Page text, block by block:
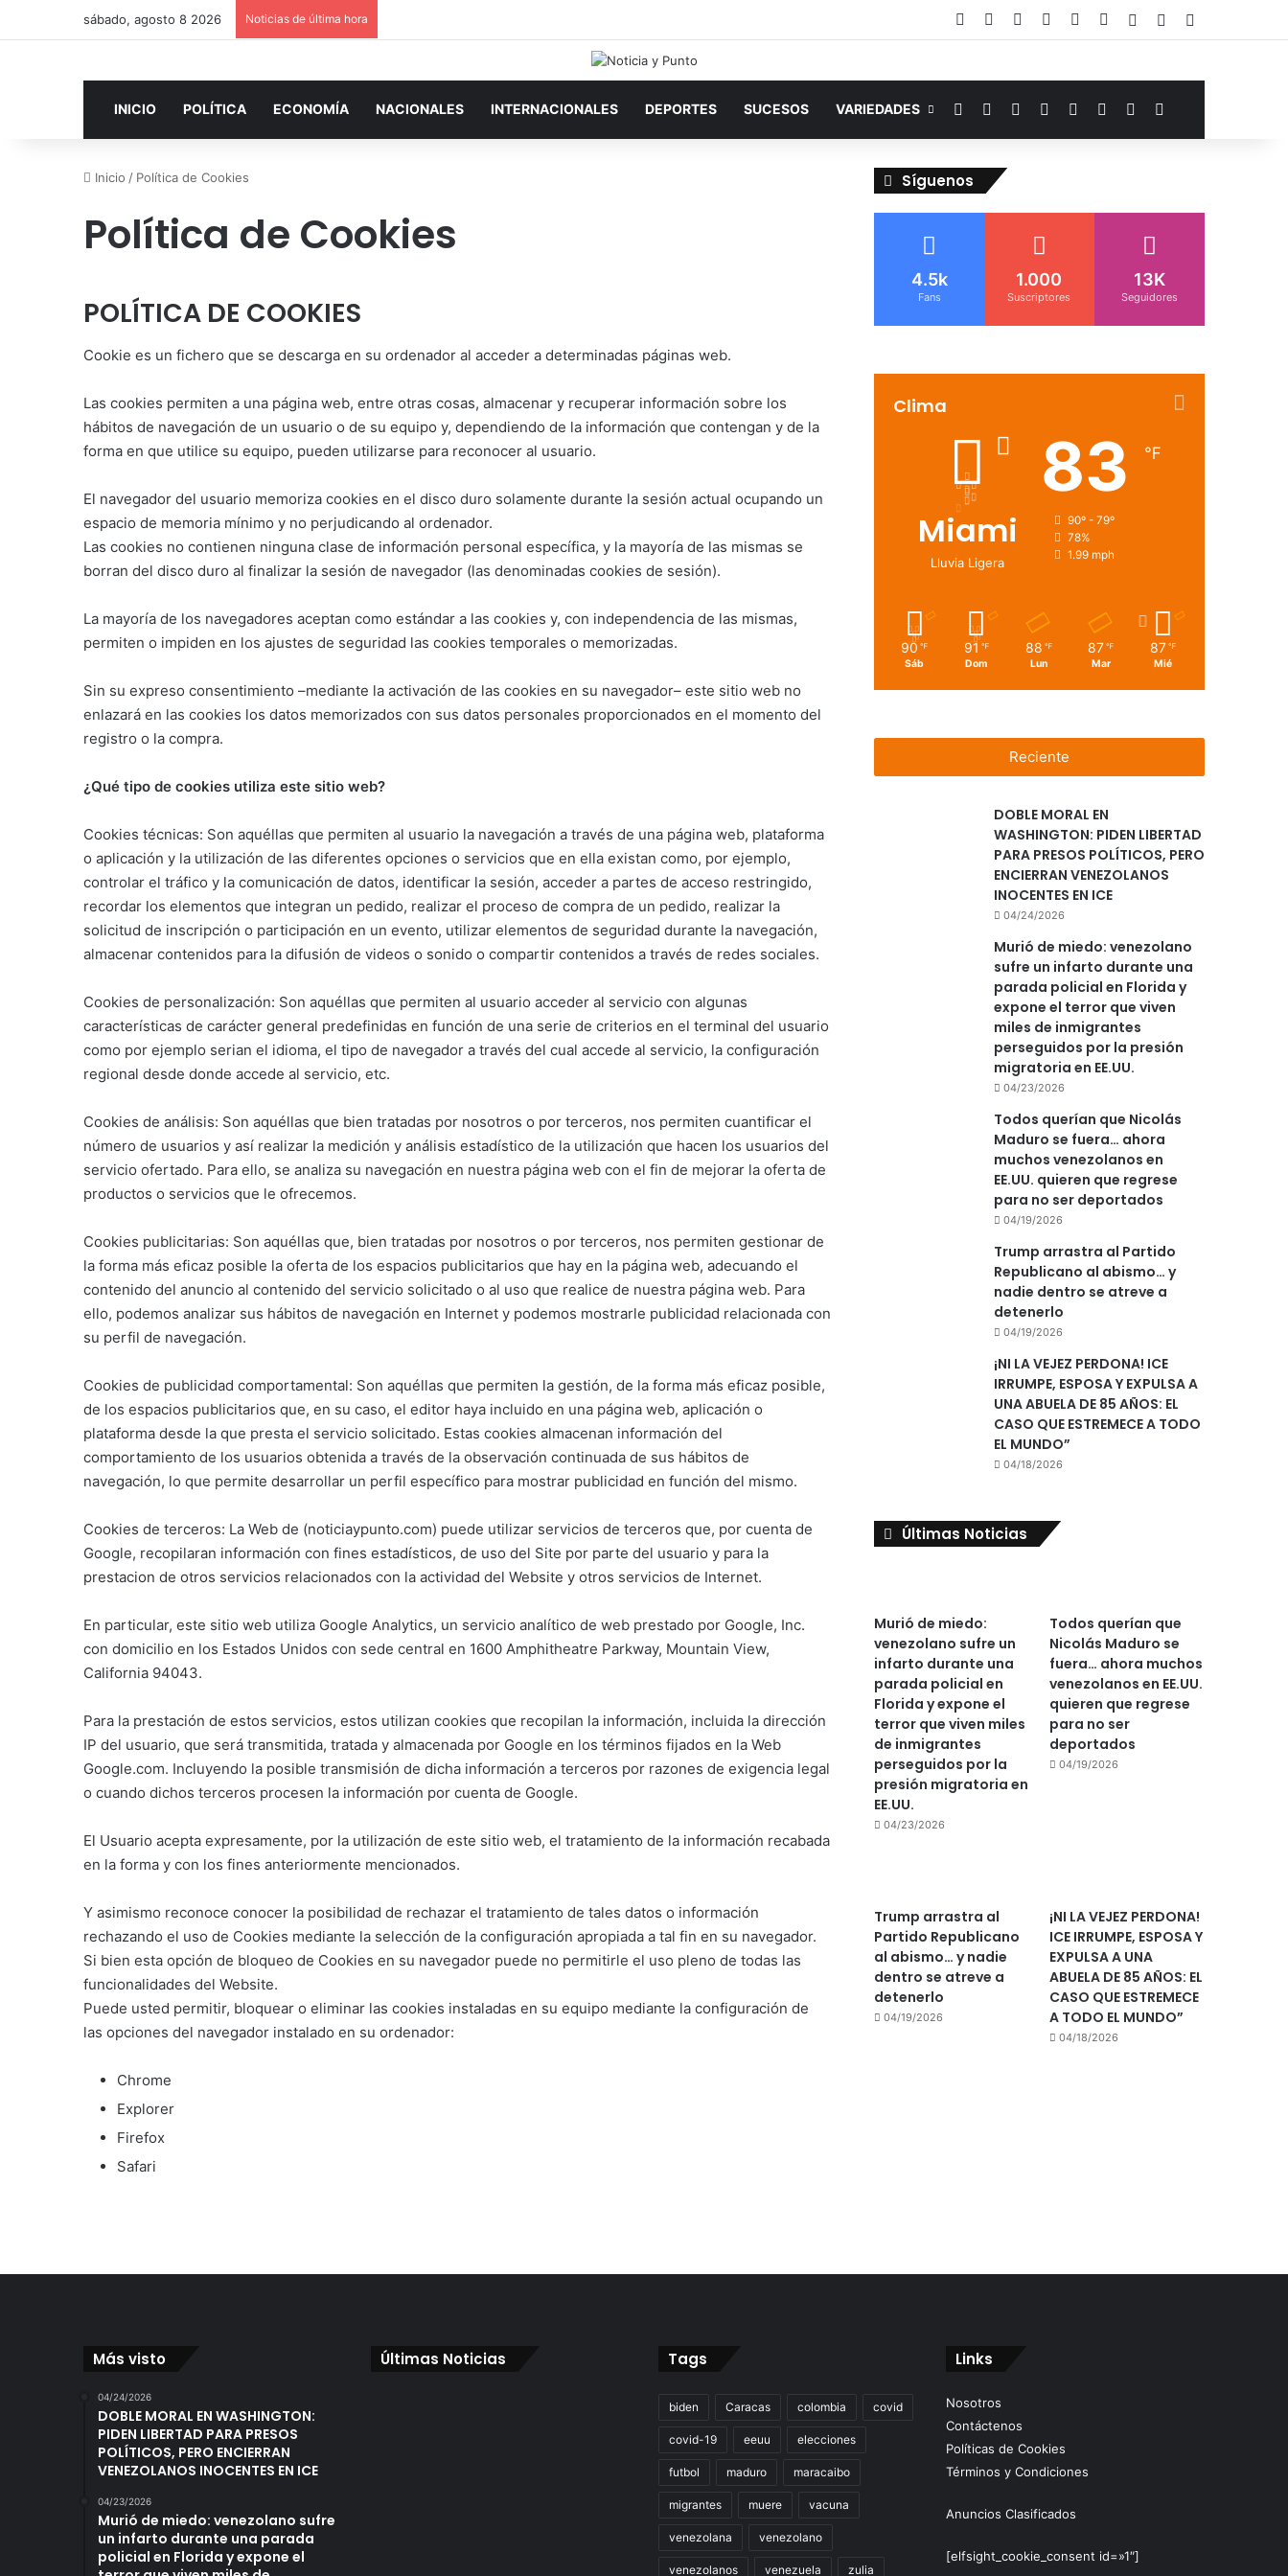
sábado, agosto 8 2026 Noticias de última hora FacebookYouTubeInstagramTelegramWhatsAppGoogle Noticias
AccesoPublicación al
INICIO POLÍTICA ECONOMÍA NACIONALES INTERNACIONALES DEPORTES SUCESOS VARIEDADES FacebookYouTubeInstagramTelegramWhatsAppGoogle Noticias
Switch skin
Inicio / Política de Cookies
Política de Cookies
POLÍTICA DE COOKIES
Cookie es un fichero que se descarga en su ordenador al acceder a determinadas páginas web.
Las cookies permiten a una página web, entre otras cosas, almacenar y recuperar información sobre los
hábitos de navegación de un usuario o de su equipo y, dependiendo de la información que contengan y de la
forma en que utilice su equipo, pueden utilizarse para reconocer al usuario.
El navegador del usuario memoriza cookies en el disco duro solamente durante la sesión actual ocupando un
espacio de memoria mínimo y no perjudicando al ordenador.
Las cookies no contienen ninguna clase de información personal específica, y la mayoría de las mismas se
borran del disco duro al finalizar la sesión de navegador (las denominadas cookies de sesión).
La mayoría de los navegadores aceptan como estándar a las cookies y, con independencia de las mismas,
permiten o impiden en los ajustes de seguridad las cookies temporales o memorizadas.
Sin su expreso consentimiento –mediante la activación de las cookies en su navegador– este sitio web no
enlazará en las cookies los datos memorizados con sus datos personales proporcionados en el momento del
registro o la compra.
¿Qué tipo de cookies utiliza este sitio web?
Cookies técnicas: Son aquéllas que permiten al usuario la navegación a través de una página web, plataforma
o aplicación y la utilización de las diferentes opciones o servicios que en ella existan como, por ejemplo,
controlar el tráfico y la comunicación de datos, identificar la sesión, acceder a partes de acceso restringido,
recordar los elementos que integran un pedido, realizar el proceso de compra de un pedido, realizar la
solicitud de inscripción o participación en un evento, utilizar elementos de seguridad durante la navegación,
almacenar contenidos para la difusión de videos o sonido o compartir contenidos a través de redes sociales.
Cookies de personalización: Son aquéllas que permiten al usuario acceder al servicio con algunas
características de carácter general predefinidas en función de una serie de criterios en el terminal del usuario
como por ejemplo serian el idioma, el tipo de navegador a través del cual accede al servicio, la configuración
regional desde donde accede al servicio, etc.
Cookies de análisis: Son aquéllas que bien tratadas por nosotros o por terceros, nos permiten cuantificar el
número de usuarios y así realizar la medición y análisis estadístico de la utilización que hacen los usuarios del
servicio ofertado. Para ello, se analiza su navegación en nuestra página web con el fin de mejorar la oferta de
productos o servicios que le ofrecemos.
Cookies publicitarias: Son aquéllas que, bien tratadas por nosotros o por terceros, nos permiten gestionar de
la forma más eficaz posible la oferta de los espacios publicitarios que hay en la página web, adecuando el
contenido del anuncio al contenido del servicio solicitado o al uso que realice de nuestra página web. Para
ello, podemos analizar sus hábitos de navegación en Internet y podemos mostrarle publicidad relacionada con
su perfil de navegación.
Cookies de publicidad comportamental: Son aquéllas que permiten la gestión, de la forma más eficaz posible,
de los espacios publicitarios que, en su caso, el editor haya incluido en una página web, aplicación o
plataforma desde la que presta el servicio solicitado. Estas cookies almacenan información del
comportamiento de los usuarios obtenida a través de la observación continuada de sus hábitos de
navegación, lo que permite desarrollar un perfil específico para mostrar publicidad en función del mismo.
Cookies de terceros: La Web de (noticiaypunto.com) puede utilizar servicios de terceros que, por cuenta de
Google, recopilaran información con fines estadísticos, de uso del Site por parte del usuario y para la
prestacion de otros servicios relacionados con la actividad del Website y otros servicios de Internet.
En particular, este sitio web utiliza Google Analytics, un servicio analítico de web prestado por Google, Inc.
con domicilio en los Estados Unidos con sede central en 1600 Amphitheatre Parkway, Mountain View,
California 94043.
Para la prestación de estos servicios, estos utilizan cookies que recopilan la información, incluida la dirección
IP del usuario, que será transmitida, tratada y almacenada por Google en los términos fijados en la Web
Google.com. Incluyendo la posible transmisión de dicha información a terceros por razones de exigencia legal
o cuando dichos terceros procesen la información por cuenta de Google.
El Usuario acepta expresamente, por la utilización de este sitio web, el tratamiento de la información recabada
en la forma y con los fines anteriormente mencionados.
Y asimismo reconoce conocer la posibilidad de rechazar el tratamiento de tales datos o información
rechazando el uso de Cookies mediante la selección de la configuración apropiada a tal fin en su navegador.
Si bien esta opción de bloqueo de Cookies en su navegador puede no permitirle el uso pleno de todas las
funcionalidades del Website.
Puede usted permitir, bloquear o eliminar las cookies instaladas en su equipo mediante la configuración de
las opciones del navegador instalado en su ordenador:
Chrome
Explorer
Firefox
Safari
Síguenos
4.5k
Fans
1.000
Suscriptores
13K
Seguidores
Clima
Miami
Lluvia Ligera
83 ℉
90º - 79º
78%
1.99 mph
90 ℉
Sáb
91 ℉
Dom
88 ℉
Lun
87 ℉
Mar
87 ℉
Mié
Reciente
DOBLE MORAL EN
WASHINGTON: PIDEN LIBERTAD
PARA PRESOS POLÍTICOS, PERO
ENCIERRAN VENEZOLANOS
INOCENTES EN ICE
04/24/2026
Murió de miedo: venezolano
sufre un infarto durante una
parada policial en Florida y
expone el terror que viven
miles de inmigrantes
perseguidos por la presión
migratoria en EE.UU.
04/23/2026
Todos querían que Nicolás
Maduro se fuera… ahora
muchos venezolanos en
EE.UU. quieren que regrese
para no ser deportados
04/19/2026
Trump arrastra al Partido
Republicano al abismo… y
nadie dentro se atreve a
detenerlo
04/19/2026
¡NI LA VEJEZ PERDONA! ICE
IRRUMPE, ESPOSA Y EXPULSA A
UNA ABUELA DE 85 AÑOS: EL
CASO QUE ESTREMECE A TODO
EL MUNDO”
04/18/2026
Últimas Noticias
Murió de miedo:
venezolano sufre un
infarto durante una
parada policial en
Florida y expone el
terror que viven miles
de inmigrantes
perseguidos por la
presión migratoria en
EE.UU.
04/23/2026
Todos querían que
Nicolás Maduro se
fuera… ahora muchos
venezolanos en EE.UU.
quieren que regrese
para no ser
deportados
04/19/2026
Trump arrastra al
Partido Republicano
al abismo… y nadie
dentro se atreve a
detenerlo
04/19/2026
¡NI LA VEJEZ PERDONA!
ICE IRRUMPE, ESPOSA Y
EXPULSA A UNA
ABUELA DE 85 AÑOS: EL
CASO QUE ESTREMECE
A TODO EL MUNDO”
04/18/2026
Más visto
04/24/2026
DOBLE MORAL EN WASHINGTON:
PIDEN LIBERTAD PARA PRESOS
POLÍTICOS, PERO ENCIERRAN
VENEZOLANOS INOCENTES EN ICE
04/23/2026
Murió de miedo: venezolano sufre
un infarto durante una parada
policial en Florida y expone el
Últimas Noticias Tags
biden Caracas colombia covid
covid-19 eeuu elecciones
futbol maduro maracaibo
migrantes muere vacuna
venezolana venezolano
venezolanos venezuela zulia
Links
Nosotros
Contáctenos
Políticas de Cookies
Términos y Condiciones
Anuncios Clasificados
[elfsight_cookie_consent id=»1″]